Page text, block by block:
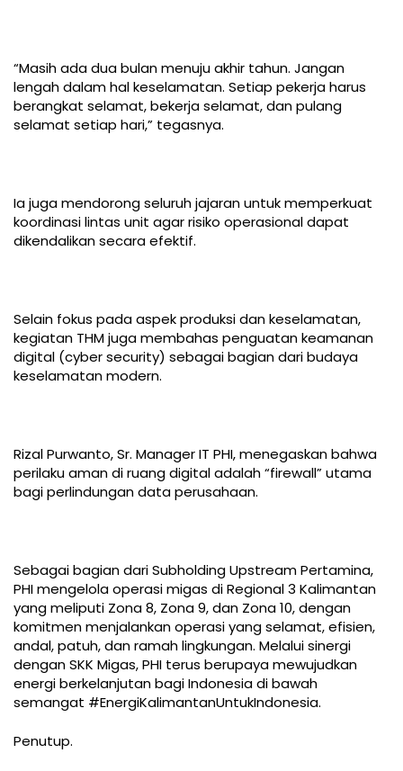
“Masih ada dua bulan menuju akhir tahun. Jangan
lengah dalam hal keselamatan. Setiap pekerja harus
berangkat selamat, bekerja selamat, dan pulang
selamat setiap hari,” tegasnya.
Ia juga mendorong seluruh jajaran untuk memperkuat
koordinasi lintas unit agar risiko operasional dapat
dikendalikan secara efektif.
Selain fokus pada aspek produksi dan keselamatan,
kegiatan THM juga membahas penguatan keamanan
digital (cyber security) sebagai bagian dari budaya
keselamatan modern.
Rizal Purwanto, Sr. Manager IT PHI, menegaskan bahwa
perilaku aman di ruang digital adalah “firewall” utama
bagi perlindungan data perusahaan.
Sebagai bagian dari Subholding Upstream Pertamina,
PHI mengelola operasi migas di Regional 3 Kalimantan
yang meliputi Zona 8, Zona 9, dan Zona 10, dengan
komitmen menjalankan operasi yang selamat, efisien,
andal, patuh, dan ramah lingkungan. Melalui sinergi
dengan SKK Migas, PHI terus berupaya mewujudkan
energi berkelanjutan bagi Indonesia di bawah
semangat #EnergiKalimantanUntukIndonesia.
Penutup.